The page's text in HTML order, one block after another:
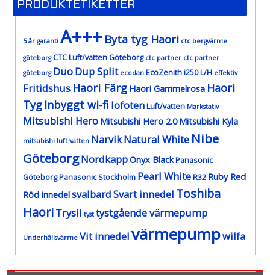
PRODUKTETIKETTER
5 år garanti A+++ Byta tyg Haori ctc bergvärme
göteborg CTC Luft/vatten Göteborg ctc partner ctc partner
göteborg DuoDup Split ecodan EcoZenith i250 L/H effektiv
Fritidshus Haori Färg Haori Gammelrosa Haori
Tyg Inbyggt wi-fi lofotenLuft/vatten Markstativ
Mitsubishi Hero Mitsubishi Hero 2.0 Mitsubishi Kyla
mitsubishi luft vatten NarvikNatural White Nibe
GöteborgNordkappOnyx BlackPanasonic
GöteborgPanasonic Stockholm Pearl WhiteR32 Ruby Red
Röd innedelsvalbardSvart innedel Toshiba
HaoriTrysil tyst tystgående värmepump
Underhållsvärme Vit innedelvärmepumpwilfa